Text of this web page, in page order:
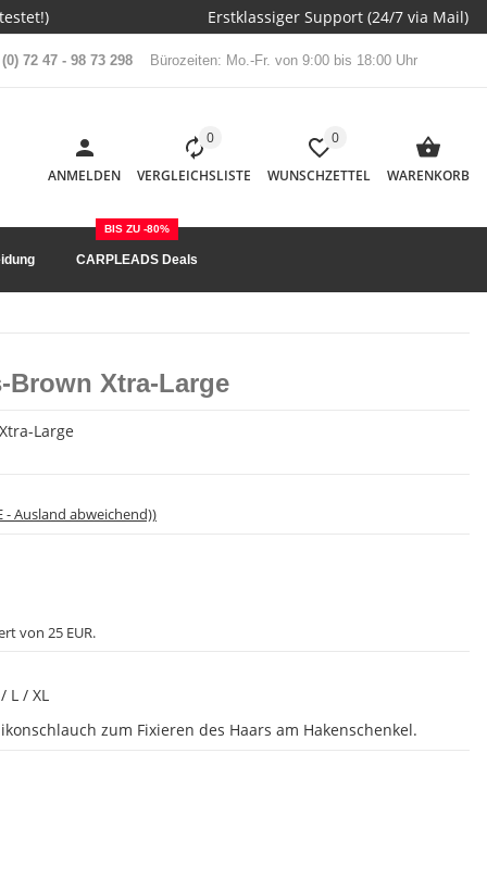
Erstklassiger Support (24/7 via Mail)
72 47 - 98 73 298 Bürozeiten: Mo.-Fr. von 9:00 bis 18:00 Uhr
ANMELDEN
0
VERGLEICHSLISTE
0
WUNSCHZETTEL WARENKORB
CARPLEADS Deals
BIS ZU -80%
Xtra-Large
Large
- Ausland abweichend))
von 25 EUR.
/ XL
zum Fixieren des Haars am Hakenschenkel.